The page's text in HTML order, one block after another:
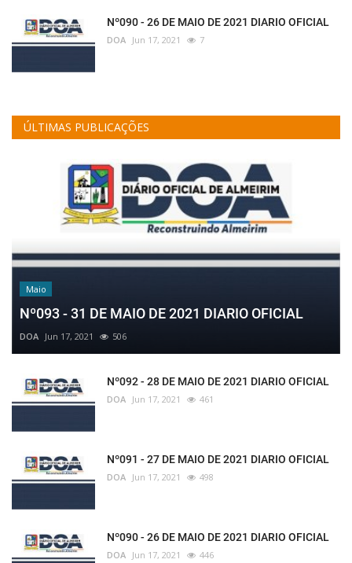
Nº090 - 26 DE MAIO DE 2021 DIARIO OFICIAL
DOA Jun 17, 2021 7
ÚLTIMAS PUBLICAÇÕES
Maio
Nº093 - 31 DE MAIO DE 2021 DIARIO OFICIAL
DOA Jun 17, 2021 506
Nº092 - 28 DE MAIO DE 2021 DIARIO OFICIAL
DOA Jun 17, 2021 461
Nº091 - 27 DE MAIO DE 2021 DIARIO OFICIAL
DOA Jun 17, 2021 498
Nº090 - 26 DE MAIO DE 2021 DIARIO OFICIAL
DOA Jun 17, 2021 446